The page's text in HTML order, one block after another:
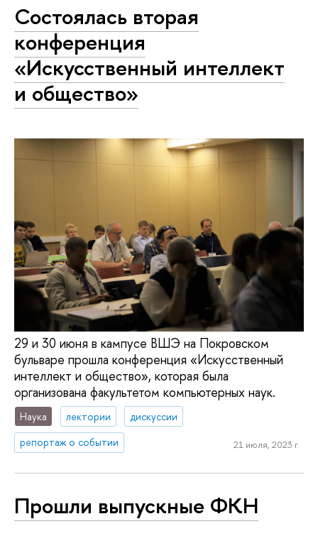
Состоялась вторая
конференция
«Искусственный интеллект
и общество»
29 и 30 июня в кампусе ВШЭ на Покровском
бульваре прошла конференция «Искусственный
интеллект и общество», которая была
организована факультетом компьютерных наук.
Наука лектории
дискуссии
репортаж о событии
21 июля, 2023 г.
Прошли выпускные ФКН